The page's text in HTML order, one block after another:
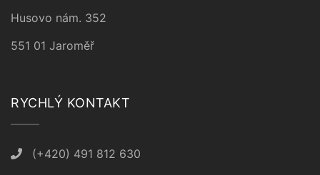
Husovo nám. 352
551 01 Jaroměř
RYCHLÝ KONTAKT
(+420) 491 812 630